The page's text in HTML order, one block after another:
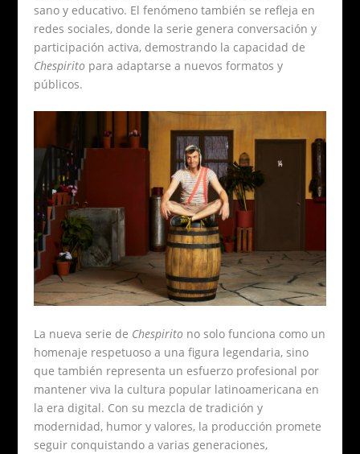
sano y educativo. El fenómeno también se refleja en
redes sociales, donde la serie genera conversación y
participación activa, demostrando la capacidad de
Chespirito para adaptarse a nuevos formatos y
públicos.
La nueva serie de Chespirito no solo funciona como un
homenaje respetuoso a una figura legendaria, sino
que también representa un esfuerzo profesional por
mantener viva la cultura popular latinoamericana en
la era digital. Con su mezcla de tradición y
modernidad, humor y valores, la producción promete
seguir conquistando a varias generaciones,